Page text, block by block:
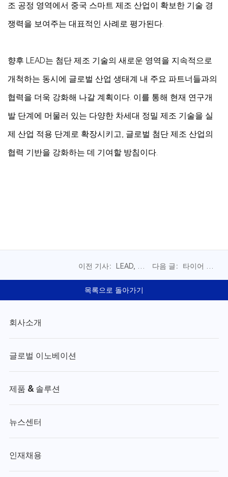
조 공정 영역에서 중국 스마트 제조 산업이 확보한 기술 경
쟁력을 보여주는 대표적인 사례로 평가된다.
향후 LEAD는 첨단 제조 기술의 새로운 영역을 지속적으로
개척하는 동시에 글로벌 산업 생태계 내 주요 파트너들과의
협력을 더욱 강화해 나갈 계획이다. 이를 통해 현재 연구개
발 단계에 머물러 있는 다양한 차세대 정밀 제조 기술을 실
제 산업 적용 단계로 확장시키고, 글로벌 첨단 제조 산업의
협력 기반을 강화하는 데 기여할 방침이다.
이전 기사：LEAD, 글
환 각형 대형 ESS 배
터리 표준 생산라인 납
다음 글：타이어 스마
효율 재구성
목록으로 돌아가기
회사소개
글로벌 이노베이션
제품 & 솔루션
뉴스센터
인재채용